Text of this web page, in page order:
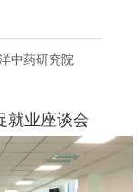
中药研究院
就业座谈会